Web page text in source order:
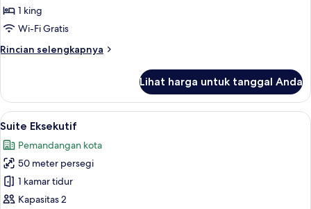
1 king
Wi-Fi Gratis
Rincian selengkapnya
Rincian
Suite
Bisnis
Lihat harga untuk tanggal Anda
Lihat
semua
foto
untuk
Suite
Eksekutif
Seprai premium, selimut bulu angsa,
5
Suite Eksekutif
Pemandangan kota
50 meter persegi
1 kamar tidur
Kapasitas 2